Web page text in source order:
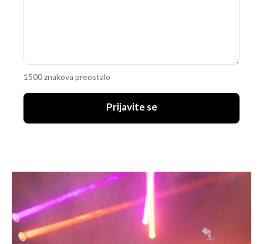
1500 znakova preostalo
Prijavite se